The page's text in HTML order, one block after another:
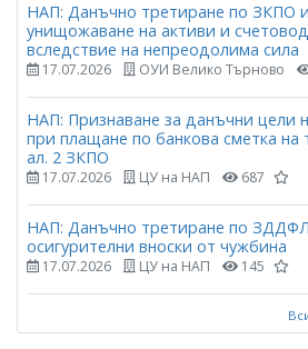
НАП: Данъчно третиране по ЗКПО
унищожаване на активи и
вследствие на непреодолима сила
17.07.2026 ОУИ Велико Търново
НАП: Признаване за данъчни цели
при плащане по банкова сметка на
ал. 2 ЗКПО
17.07.2026 ЦУ на НАП 687
НАП: Данъчно третиране по ЗДДФЛ
осигурителни вноски от чужбина
17.07.2026 ЦУ на НАП 145